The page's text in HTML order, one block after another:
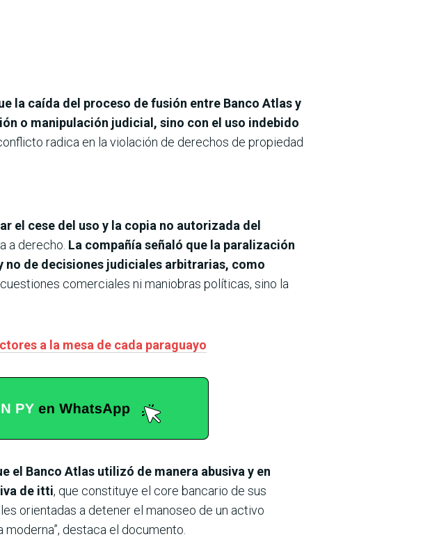
la caída del proceso de fusión entre Banco Atlas y
o manipulación judicial, sino con el uso indebido
radica en la violación de derechos de propiedad
el cese del uso y la copia no autorizada del
a derecho. La compañía señaló que la paralización
de decisiones judiciales arbitrarias, como
comerciales ni maniobras políticas, sino la
a la mesa de cada paraguayo
el Banco Atlas utilizó de manera abusiva y en
de itti, que constituye el core bancario de sus
orientadas a detener el manoseo de un activo
destaca el documento.